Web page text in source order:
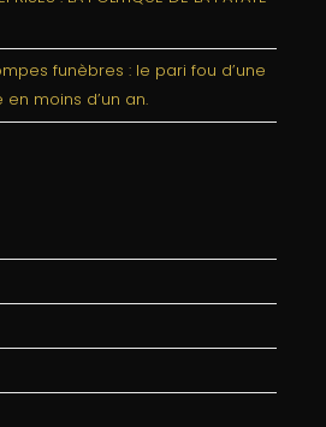
funèbres : le pari fou d’une
moins d’un an.